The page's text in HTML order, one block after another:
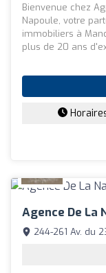
Bienvenue chez
Napoule, votre
immobiliers à
plus de 20 ans
Agence De La
244-261 Av. du